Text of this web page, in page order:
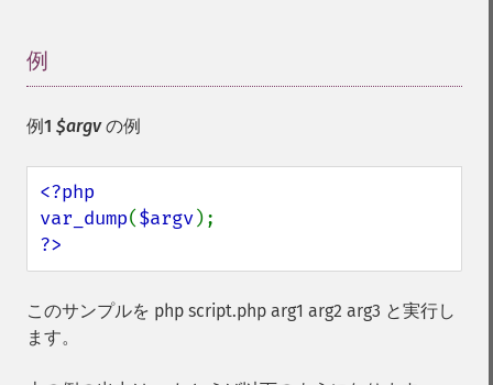
例
例1 $argvの例
<?php
var_dump($argv
?>
このサンプルを php script.php arg1 arg2 arg3 と実行し
ます。